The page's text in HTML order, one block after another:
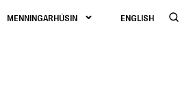
MENNINGARHÚSIN ENGLISH